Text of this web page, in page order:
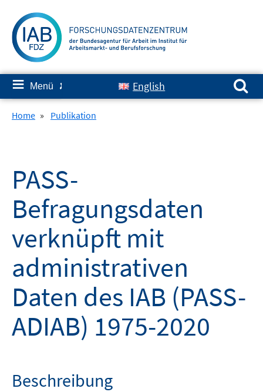
zum
Inhalt
≡ Menü ✘ English
Suchen nach:
Home » Publikation
PASS-
Befragungsdaten
verknüpft mit
administrativen
Daten des IAB (PASS-
ADIAB) 1975-2020
Beschreibung